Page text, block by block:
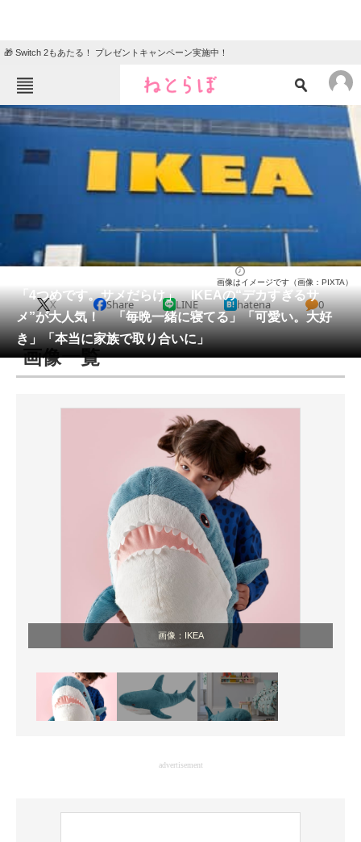
🎁 Switch 2もあたる！ プレゼントキャンペーン実施中！
ねとらぼメニュー
ニュース
エンタメ クイズ
地域
住まい 教育・育児
リサーチ
会員記事
メディア
注目記事を集めた総合ページ
スマホと通信の最新トレンド
進化するPCとデバイスの未来
好きが集まる 比べて選べる
ビジネスと働き方のヒント
AI活用のいまが分かる
企業ITのトレンドを詳説
経営リーダーのコミュニティ
マーケ×ITの今がよく分かる
ITエンジニア向け専門サイト
製造業のIT導入・活用を支援
「4つめです。サメだらけ」 IKEAの“デカすぎるサ
メ”が大人気！ 「毎晩一緒に寝てる」「可愛い。大好
き」「本当に家族で取り合いに」
画像はイメージです（画像：PIXTA）
X Share LINE hatena 0
画像一覧
画像：IKEA
advertisement